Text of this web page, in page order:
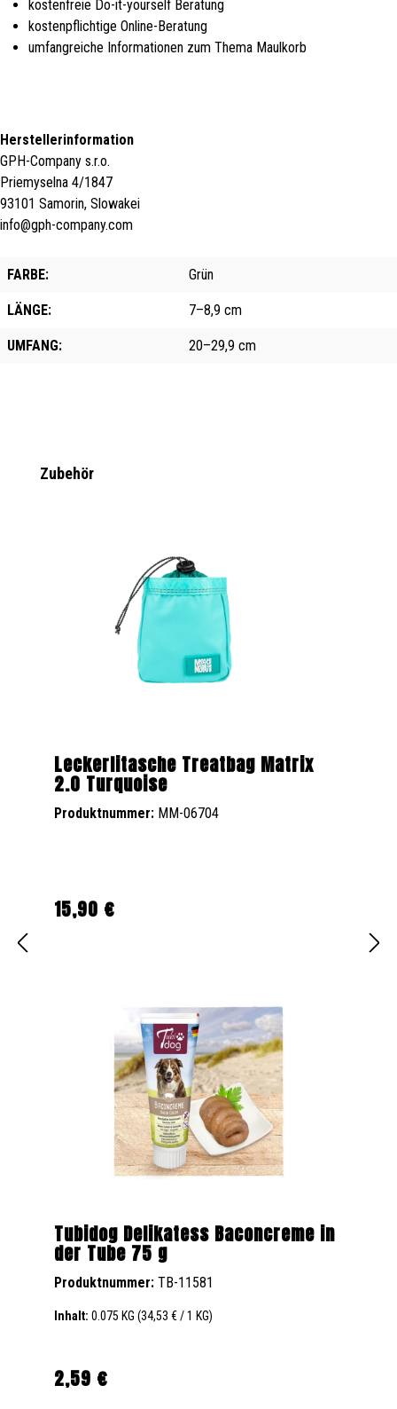
kostenfreie Do-it-yourself Beratung
kostenpflichtige Online-Beratung
umfangreiche Informationen zum Thema Maulkorb
Herstellerinformation
GPH-Company s.r.o.
Priemyselna 4/1847
93101 Samorin, Slowakei
info@gph-company.com
FARBE: Grün
LÄNGE: 7–8,9 cm
UMFANG: 20–29,9 cm
Produktgalerie überspringen
Zubehör
Leckerlitasche Treatbag Matrix
2.0 Turquoise
Produktnummer: MM-06704
Regulärer Preis:
15,90 €
Tubidog Delikatess Baconcreme in
der Tube 75 g
Produktnummer: TB-11581
Inhalt: 0.075 KG (34,53 € / 1 KG)
Regulärer Preis:
2,59 €